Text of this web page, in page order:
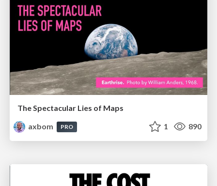
The Spectacular Lies of Maps
axbom
PRO 1 890